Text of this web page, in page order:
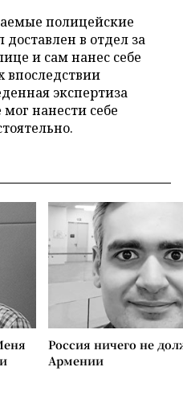
полицейские
в отдел за
и сам нанес себе
впоследствии
экспертиза
нанести себе
Россия ничего не
Армении